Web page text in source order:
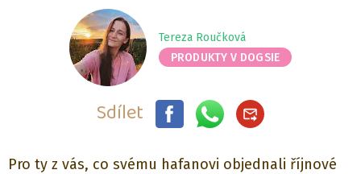
Tereza Roučková
PRODUKTY V DOGSIE
Sdílet
Pro ty z vás, co svému hafanovi objednali říjnové